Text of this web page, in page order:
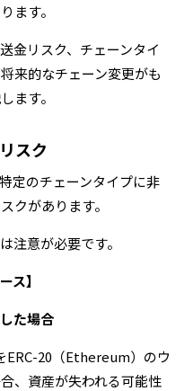
ます。
金リスク、チェーンタイ
来的なチェーン変更がも
ます。
スク
定のチェーンタイプに非
クがあります。
注意が必要です。
ス】
た場合
20（Ethereum）のウ
、資産が失われる可能性